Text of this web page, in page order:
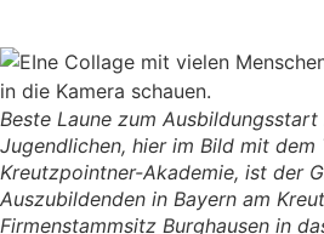
Beste Laune zum
Jugendlichen, hier im Bild mit dem
Kreutzpointner-Akademie, ist der
Auszubildenden in Bayern am
Firmenstammsitz Burghausen in